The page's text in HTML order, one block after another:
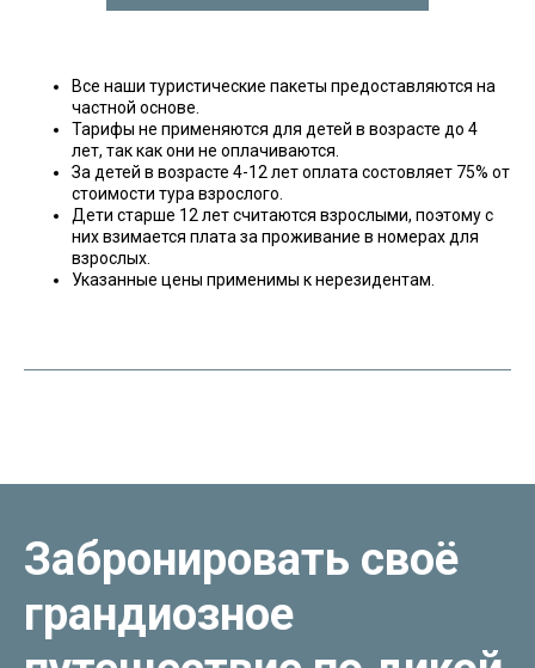
Все наши туристические пакеты предоставляются на
частной основе.
Тарифы не применяются для детей в возрасте до 4
лет, так как они не оплачиваются.
За детей в возрасте 4-12 лет оплата состовляет 75% от
стоимости тура взрослого.
Дети старше 12 лет считаются взрослыми, поэтому с
них взимается плата за проживание в номерах для
взрослых.
Указанные цены применимы к нерезидентам.
Забронировать своё
грандиозное